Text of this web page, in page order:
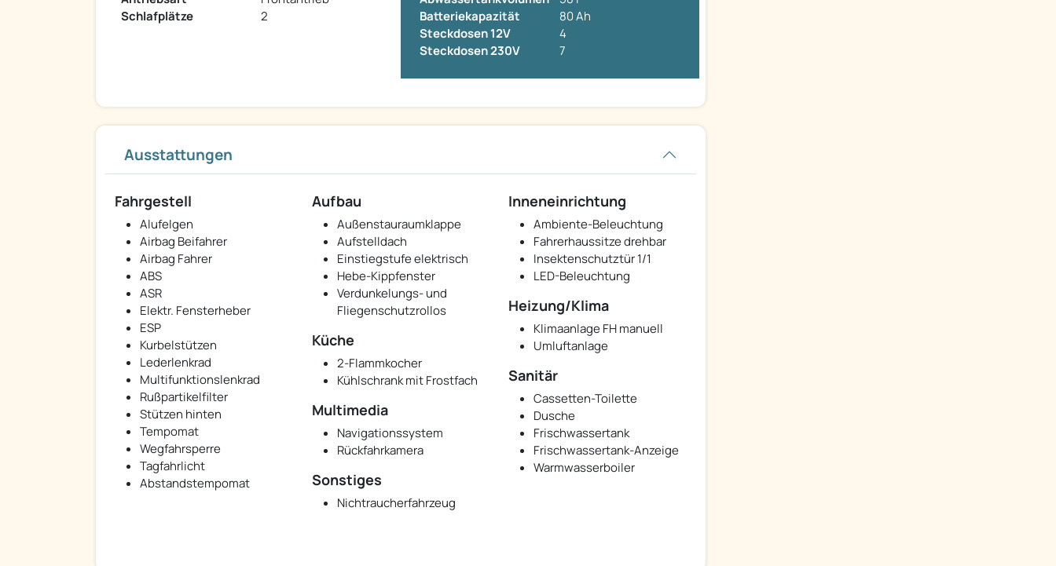
Schlafplätze
2
Batteriekapazität
80 Ah
Steckdosen 12V
4
Steckdosen 230V
7
Ausstattungen
Fahrgestell
Alufelgen
Airbag Beifahrer
Airbag Fahrer
ABS
ASR
Elektr. Fensterheber
ESP
Kurbelstützen
Lederlenkrad
Multifunktionslenkrad
Rußpartikelfilter
Stützen hinten
Tempomat
Wegfahrsperre
Tagfahrlicht
Abstandstempomat
Aufbau
Außenstauraumklappe
Aufstelldach
Einstiegstufe elektrisch
Hebe-Kippfenster
Verdunkelungs- und
Fliegenschutzrollos
Inneneinrichtung
Ambiente-Beleuchtung
Fahrerhaussitze drehbar
Insektenschutztür 1/1
LED-Beleuchtung
Heizung/Klima
Klimaanlage FH manuell
Umluftanlage
Küche
2-Flammkocher
Kühlschrank mit Frostfach
Sanitär
Cassetten-Toilette
Dusche
Frischwassertank
Frischwassertank-Anzeige
Warmwasserboiler
Multimedia
Navigationssystem
Rückfahrkamera
Sonstiges
Nichtraucherfahrzeug